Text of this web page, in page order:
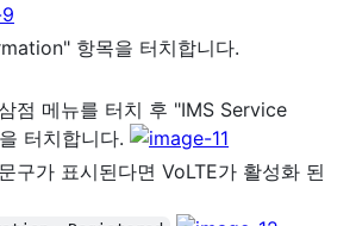
항목을 터치합니다.
점 메뉴를 터치 후 "IMS Service
터치합니다.
구가 표시된다면 VoLTE가 활성화 된